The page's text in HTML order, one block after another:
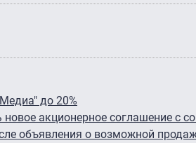
до 20%
акционерное соглашение с
объявления о возможной